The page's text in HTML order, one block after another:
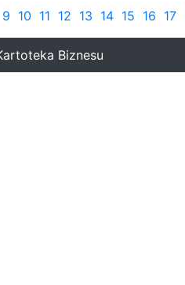
9 10 11 12 13 14 15 16 17
Biznesu